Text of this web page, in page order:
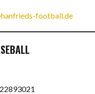
football.de